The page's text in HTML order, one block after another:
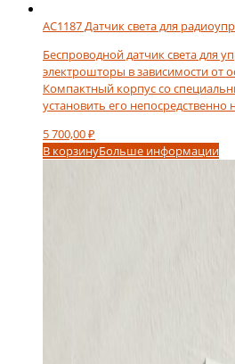
AC1187 Датчик света для
Беспроводной датчик света для
электрошторы в зависимости от
Компактный корпус со
установить его непосредственно
5 700,00₽
В корзинуБольше информации